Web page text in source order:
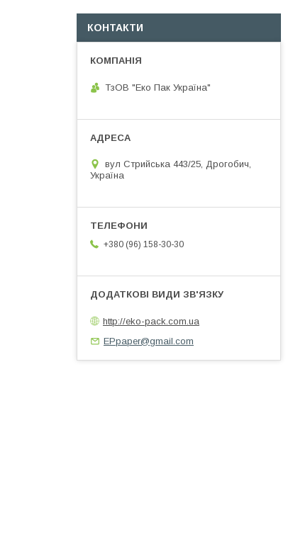
КОНТАКТИ
ТзОВ "Еко Пак Україна"
вул Стрийська 443/25, Дрогобич,
Україна
+380 (96) 158-30-30
http://eko-pack.com.ua
EPpaper@gmail.com